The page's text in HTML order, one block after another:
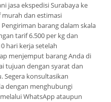
jasa ekspedisi Surabaya ke
dan estimasi
barang dalam skala
tarif 6.500 per kg dan
hari kerja setelah
menjemput barang Anda di
tujuan dengan syarat dan
Segera konsultasikan
dengan menghubungi
WhatsApp ataupun